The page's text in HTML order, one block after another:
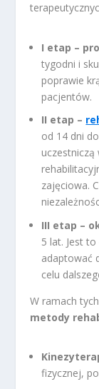
I etap –
tygodni i
poprawie
pacjentów.
II etap –
od 14 dni
uczestniczą
zajęciowa.
III etap –
5 lat. Jest
adaptować
celu
W ramach
metody
fizycznej,